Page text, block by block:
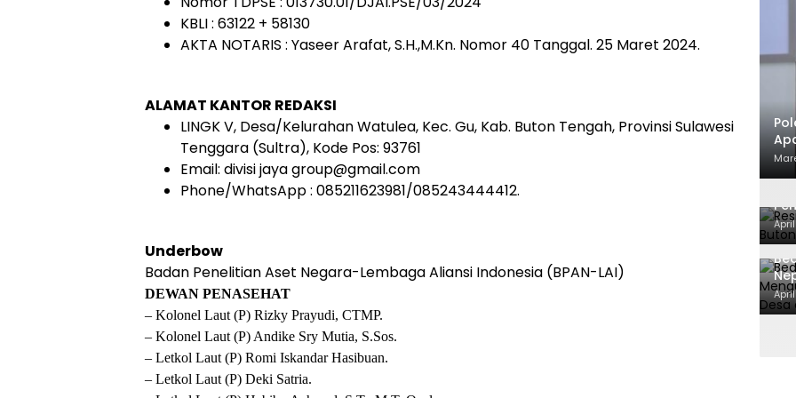
KBLI : 63122 + 58130
AKTA NOTARIS : Yaseer Arafat, S.H.,M.Kn. Nomor 40 Tanggal. 25 Maret 2024.
ALAMAT KANTOR REDAKSI
LINGK V, Desa/Kelurahan Watulea, Kec. Gu, Kab. Buton Tengah, Provinsi Sulawesi
Tenggara (Sultra), Kode Pos: 93761
Email: divisi jaya group@gmail.com
Phone/WhatsApp : 085211623981/085243444412.
Underbow
Badan Penelitian Aset Negara-Lembaga Aliansi Indonesia (BPAN-LAI)
DEWAN PENASEHAT
– Kolonel Laut (P) Rizky Prayudi, CTMP.
– Kolonel Laut (P) Andike Sry Mutia, S.Sos.
– Letkol Laut (P) Romi Iskandar Hasibuan.
– Letkol Laut (P) Deki Satria.